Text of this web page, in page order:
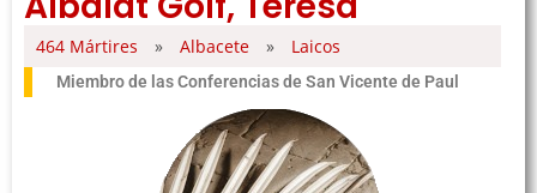
464 Mártires » Albacete » Laicos
Miembro de las Conferencias de San Vicente de Paul